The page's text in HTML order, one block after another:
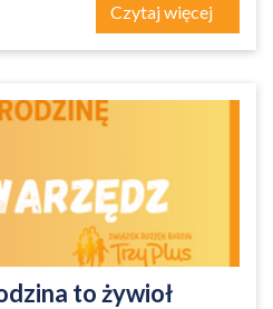
Czytaj więcej
to żywioł